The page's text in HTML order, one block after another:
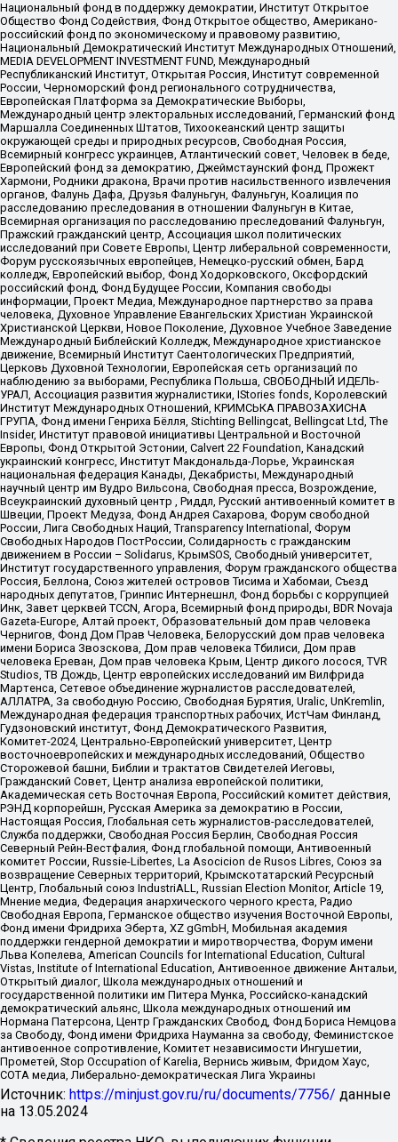
Национальный фонд в поддержку демократии, Институт Открытое
Общество Фонд Содействия, Фонд Открытое общество, Американо-
российский фонд по экономическому и правовому развитию,
Национальный Демократический Институт Международных Отношений,
MEDIA DEVELOPMENT INVESTMENT FUND, Международный
Республиканский Институт, Открытая Россия, Институт современной
России, Черноморский фонд регионального сотрудничества,
Европейская Платформа за Демократические Выборы,
Международный центр электоральных исследований, Германский фонд
Маршалла Соединенных Штатов, Тихоокеанский центр защиты
окружающей среды и природных ресурсов, Свободная Россия,
Всемирный конгресс украинцев, Атлантический совет, Человек в беде,
Европейский фонд за демократию, Джеймстаунский фонд, Прожект
Хармони, Родники дракона, Врачи против насильственного извлечения
органов, Фалунь Дафа, Друзья Фалуньгун, Фалуньгун, Коалиция по
расследованию преследования в отношении Фалуньгун в Китае,
Всемирная организация по расследованию преследований Фалуньгун,
Пражский гражданский центр, Ассоциация школ политических
исследований при Совете Европы, Центр либеральной современности,
Форум русскоязычных европейцев, Немецко-русский обмен, Бард
колледж, Европейский выбор, Фонд Ходорковского, Оксфордский
российский фонд, Фонд Будущее России, Компания свободы
информации, Проект Медиа, Международное партнерство за права
человека, Духовное Управление Евангельских Христиан Украинской
Христианской Церкви, Новое Поколение, Духовное Учебное Заведение
Международный Библейский Колледж, Международное христианское
движение, Всемирный Институт Саентологических Предприятий,
Церковь Духовной Технологии, Европейская сеть организаций по
наблюдению за выборами, Республика Польша, СВОБОДНЫЙ ИДЕЛЬ-
УРАЛ, Ассоциация развития журналистики, IStories fonds, Королевский
Институт Международных Отношений, КРИМСЬКА ПРАВОЗАХИСНА
ГРУПА, Фонд имени Генриха Бёлля, Stichting Bellingcat, Bellingcat Ltd, The
Insider, Институт правовой инициативы Центральной и Восточной
Европы, Фонд Открытой Эстонии, Calvert 22 Foundation, Канадский
украинский конгресс, Институт Макдональда-Лорье, Украинская
национальная федерация Канады, Декабристы, Международный
научный центр им Вудро Вильсона, Свободная пресса, Возрождение,
Всеукраинский духовный центр , Риддл, Русский антивоенный комитет в
Швеции, Проект Медуза, Фонд Андрея Сахарова, Форум свободной
России, Лига Свободных Наций, Transparеncy International, Форум
Свободных Народов ПостРоссии, Солидарность с гражданским
движением в России – Solidarus, КрымSOS, Свободный университет,
Институт государственного управления, Форум гражданского общества
Россия, Беллона, Союз жителей островов Тисима и Хабомаи, Съезд
народных депутатов, Гринпис Интернешнл, Фонд борьбы с коррупцией
Инк, Завет церквей TCCN, Агора, Всемирный фонд природы, BDR Novaja
Gazeta-Europe, Алтай проект, Образовательный дом прав человека
Чернигов, Фонд Дом Прав Человека, Белорусский дом прав человека
имени Бориса Звозскова, Дом прав человека Тбилиси, Дом прав
человека Ереван, Дом прав человека Крым, Центр дикого лосося, TVR
Studios, ТВ Дождь, Центр европейских исследований им Вилфрида
Мартенса, Сетевое объединение журналистов расследователей,
АЛЛАТРА, За свободную Россию, Свободная Бурятия, Uralic, UnKremlin,
Международная федерация транспортных рабочих, ИстЧам Финланд,
Гудзоновский институт, Фонд Демократического Развития,
Комитет-2024, Центрально-Европейский университет, Центр
восточноевропейских и международных исследований, Общество
Сторожевой башни, Библии и трактатов Свидетелей Иеговы,
Гражданский Совет, Центр анализа европейской политики,
Академическая сеть Восточная Европа, Российский комитет действия,
РЭНД корпорейшн, Русская Америка за демократию в России,
Настоящая Россия, Глобальная сеть журналистов-расследователей,
Служба поддержки, Свободная Россия Берлин, Свободная Россия
Северный Рейн-Вестфалия, Фонд глобальной помощи, Антивоенный
комитет России, Russie-Libertes, La Asocicion de Rusos Libres, Союз за
возвращение Северных территорий, Крымскотатарский Ресурсный
Центр, Глобальный союз IndustriALL, Russian Election Monitor, Article 19,
Мнение медиа, Федерация анархического черного креста, Радио
Свободная Европа, Германское общество изучения Восточной Европы,
Фонд имени Фридриха Эберта, XZ gGmbH, Мобильная академия
поддержки гендерной демократии и миротворчества, Форум имени
Льва Копелева, American Councils for International Education, Cultural
Vistas, Institute of International Education, Антивоенное движение Антальи,
Открытый диалог, Школа международных отношений и
государственной политики им Питера Мунка, Российско-канадский
демократический альянс, Школа международных отношений им
Нормана Патерсона, Центр Гражданских Свобод, Фонд Бориса Немцова
за Свободу, Фонд имени Фридриха Науманна за свободу, Феминистское
антивоенное сопротивление, Комитет независимости Ингушетии,
Прометей, Stop Occupation of Karelia, Вернись живым, Фридом Хаус,
СОТА медиа, Либерально-демократическая Лига Украины
Источник: https://minjust.gov.ru/ru/documents/7756/ данные
на 13.05.2024